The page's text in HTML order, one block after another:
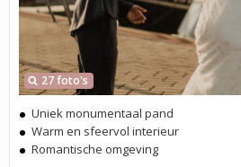
27 foto's
Uniek monumentaal pand
Warm en sfeervol interieur
Romantische omgeving